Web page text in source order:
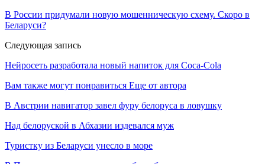
В России придумали новую мошенническую схему. Скоро в
Беларуси?
Следующая запись
Нейросеть разработала новый напиток для Coca-Cola
Вам также могут понравиться Еще от автора
В Австрии навигатор завел фуру белоруса в ловушку
Над белоруской в Абхазии издевался муж
Туристку из Беларуси унесло в море